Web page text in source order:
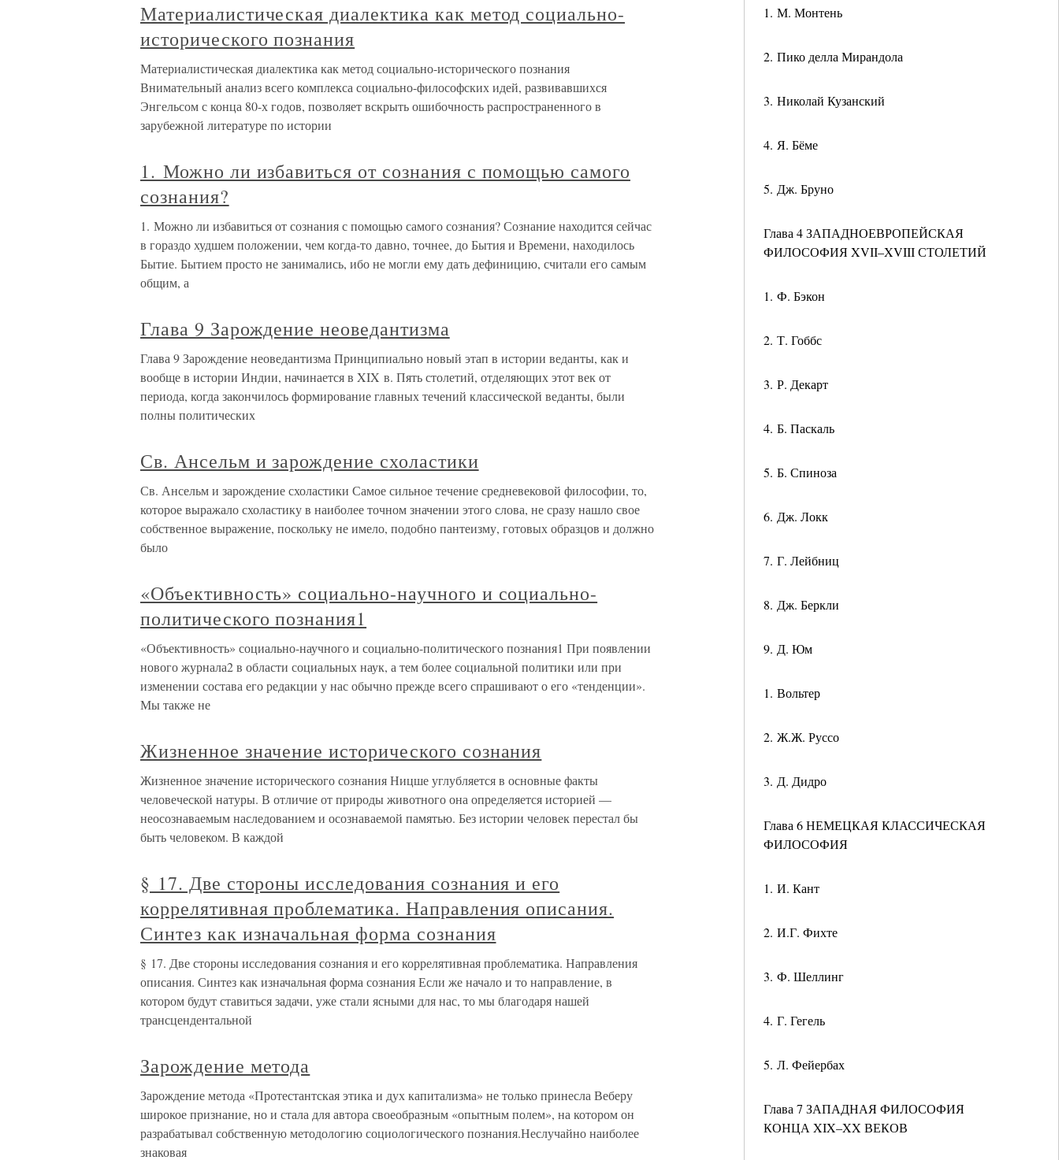
1. М. Монтень
2. Пико делла Мирандола
3. Николай Кузанский
4. Я. Бёме
5. Дж. Бруно
Глава 4 ЗАПАДНОЕВРОПЕЙСКАЯ
ФИЛОСОФИЯ XVII–XVIII СТОЛЕТИЙ
1. Ф. Бэкон
2. Т. Гоббс
3. Р. Декарт
4. Б. Паскаль
5. Б. Спиноза
6. Дж. Локк
7. Г. Лейбниц
8. Дж. Беркли
9. Д. Юм
1. Вольтер
2. Ж.Ж. Руссо
3. Д. Дидро
Глава 6 НЕМЕЦКАЯ КЛАССИЧЕСКАЯ
ФИЛОСОФИЯ
1. И. Кант
2. И.Г. Фихте
3. Ф. Шеллинг
4. Г. Гегель
5. Л. Фейербах
Глава 7 ЗАПАДНАЯ ФИЛОСОФИЯ
КОНЦА XIX–XX ВЕКОВ
Материалистическая диалектика как метод социально-
исторического познания
Материалистическая диалектика как метод социально-исторического познания
Внимательный анализ всего комплекса социально-философских идей, развивавшихся
Энгельсом с конца 80-х годов, позволяет вскрыть ошибочность распространенного в
зарубежной литературе по истории
1. Можно ли избавиться от сознания с помощью самого
сознания?
1. Можно ли избавиться от сознания с помощью самого сознания? Сознание находится сейчас
в гораздо худшем положении, чем когда-то давно, точнее, до Бытия и Времени, находилось
Бытие. Бытием просто не занимались, ибо не могли ему дать дефиницию, считали его самым
общим, а
Глава 9 Зарождение неоведантизма
Глава 9 Зарождение неоведантизма Принципиально новый этап в истории веданты, как и
вообще в истории Индии, начинается в XIX в. Пять столетий, отделяющих этот век от
периода, когда закончилось формирование главных течений классической веданты, были
полны политических
Св. Ансельм и зарождение схоластики
Св. Ансельм и зарождение схоластики Самое сильное течение средневековой философии, то,
которое выражало схоластику в наиболее точном значении этого слова, не сразу нашло свое
собственное выражение, поскольку не имело, подобно пантеизму, готовых образцов и должно
было
«Объективность» социально-научного и социально-
политического познания1
«Объективность» социально-научного и социально-политического познания1 При появлении
нового журнала2 в области социальных наук, а тем более социальной политики или при
изменении состава его редакции у нас обычно прежде всего спрашивают о его «тенденции».
Мы также не
Жизненное значение исторического сознания
Жизненное значение исторического сознания Ницше углубляется в основные факты
человеческой натуры. В отличие от природы животного она определяется историей —
неосознаваемым наследованием и осознаваемой памятью. Без истории человек перестал бы
быть человеком. В каждой
§ 17. Две стороны исследования сознания и его
коррелятивная проблематика. Направления описания.
Синтез как изначальная форма сознания
§ 17. Две стороны исследования сознания и его коррелятивная проблематика. Направления
описания. Синтез как изначальная форма сознания Если же начало и то направление, в
котором будут ставиться задачи, уже стали ясными для нас, то мы благодаря нашей
трансцендентальной
Зарождение метода
Зарождение метода «Протестантская этика и дух капитализма» не только принесла Веберу
широкое признание, но и стала для автора своеобразным «опытным полем», на котором он
разрабатывал собственную методологию социологического познания.Неслучайно наиболее
знаковая